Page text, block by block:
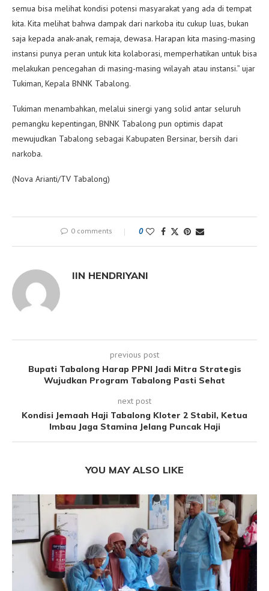
semua bisa melihat kondisi potensi masyarakat yang ada di tempat
kita. Kita melihat bahwa dampak dari narkoba itu cukup luas, bukan
saja kepada anak-anak, remaja, dewasa. Harapan kita masing-masing
instansi punya peran untuk kita kolaborasi, memperhatikan untuk bisa
melakukan pencegahan di masing-masing wilayah atau instansi.” ujar
Tukiman, Kepala BNNK Tabalong.
Tukiman menambahkan, melalui sinergi yang solid antar seluruh
pemangku kepentingan, BNNK Tabalong pun optimis dapat
mewujudkan Tabalong sebagai Kabupaten Bersinar, bersih dari
narkoba.
(Nova Arianti/TV Tabalong)
0 comments 0
IIN HENDRIYANI
previous post
Bupati Tabalong Harap PPNI Jadi Mitra Strategis
Wujudkan Program Tabalong Pasti Sehat
next post
Kondisi Jemaah Haji Tabalong Kloter 2 Stabil, Ketua
Imbau Jaga Stamina Jelang Puncak Haji
YOU MAY ALSO LIKE